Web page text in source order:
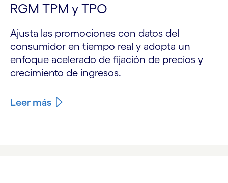
RGM TPM y TPO
Ajusta las promociones con datos del
consumidor en tiempo real y adopta un
enfoque acelerado de fijación de precios y
crecimiento de ingresos.
Leer más